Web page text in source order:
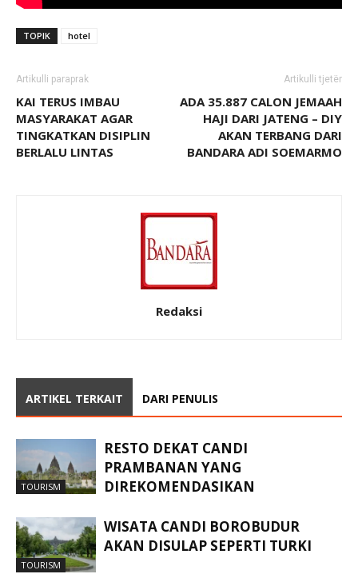
TOPIK hotel
Artikulli paraprak
KAI TERUS IMBAU
MASYARAKAT AGAR
TINGKATKAN DISIPLIN
BERLALU LINTAS
Artikulli tjetër
ADA 35.887 CALON JEMAAH
HAJI DARI JATENG – DIY
AKAN TERBANG DARI
BANDARA ADI SOEMARMO
Redaksi
ARTIKEL TERKAIT DARI PENULIS
TOURISM
RESTO DEKAT CANDI
PRAMBANAN YANG
DIREKOMENDASIKAN
TOURISM
WISATA CANDI BOROBUDUR
AKAN DISULAP SEPERTI TURKI